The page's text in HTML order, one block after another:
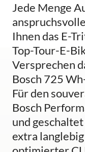
Jede Menge
Ihnen das E-
Top-Tour-E-
Versprechen
Bosch 725
Für den
Bosch
und
extra